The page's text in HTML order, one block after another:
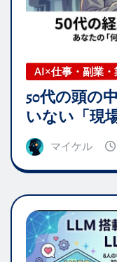
AI×仕事・副業・
50代の頭の
いない「現
マイケル